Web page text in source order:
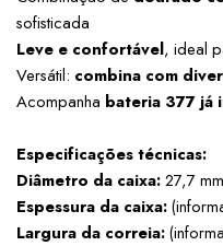
sofisticada
Leve e confortável, ideal
Versátil: combina com
Acompanha bateria 377 já
Especificações técnicas:
Diâmetro da caixa: 27,7 mm
Espessura da caixa:
Largura da correia: